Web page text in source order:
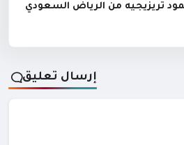
تريزيجيه من الرياض السعودي
إرسال تعليق